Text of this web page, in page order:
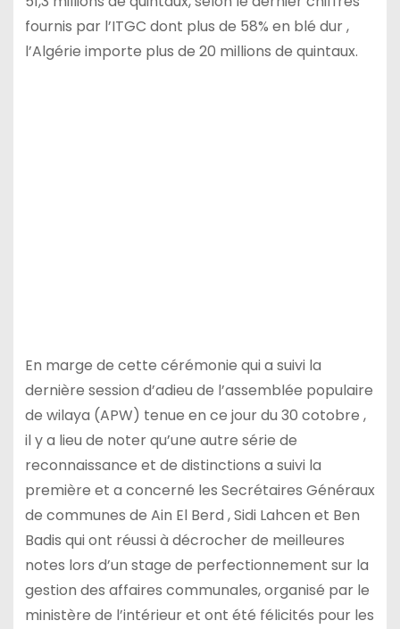
fournis par l’ITGC dont plus de 58% en blé dur ,
l’Algérie importe plus de 20 millions de quintaux.
En marge de cette cérémonie qui a suivi la
dernière session d’adieu de l’assemblée populaire
de wilaya (APW) tenue en ce jour du 30 cotobre ,
il y a lieu de noter qu’une autre série de
reconnaissance et de distinctions a suivi la
première et a concerné les Secrétaires Généraux
de communes de Ain El Berd , Sidi Lahcen et Ben
Badis qui ont réussi à décrocher de meilleures
notes lors d’un stage de perfectionnement sur la
gestion des affaires communales, organisé par le
ministère de l’intérieur et ont été félicités pour les